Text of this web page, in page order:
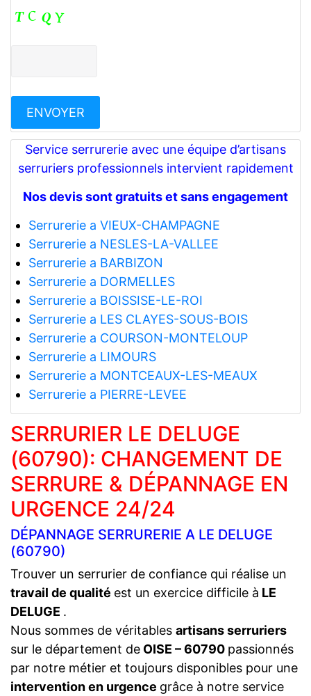
Service serrurerie avec une équipe d’artisans
serruriers professionnels intervient rapidement
Nos devis sont gratuits et sans engagement
Serrurerie a VIEUX-CHAMPAGNE
Serrurerie a NESLES-LA-VALLEE
Serrurerie a BARBIZON
Serrurerie a DORMELLES
Serrurerie a BOISSISE-LE-ROI
Serrurerie a LES CLAYES-SOUS-BOIS
Serrurerie a COURSON-MONTELOUP
Serrurerie a LIMOURS
Serrurerie a MONTCEAUX-LES-MEAUX
Serrurerie a PIERRE-LEVEE
SERRURIER LE DELUGE
(60790): CHANGEMENT DE
SERRURE & DÉPANNAGE EN
URGENCE 24/24
DÉPANNAGE SERRURERIE A LE DELUGE
(60790)
Trouver un serrurier de confiance qui réalise un
travail de qualité est un exercice difficile à LE
DELUGE .
Nous sommes de véritables artisans serruriers
sur le département de OISE – 60790 passionnés
par notre métier et toujours disponibles pour une
intervention en urgence grâce à notre service